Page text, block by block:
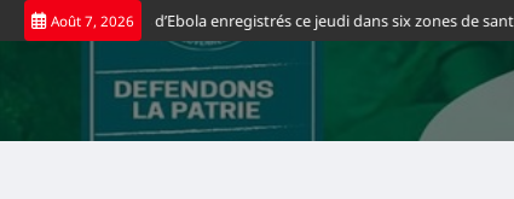
Skip
to
Août 7, 2026
cas positifs d’Ebola enregistrés ce jeudi dans six zones de santé